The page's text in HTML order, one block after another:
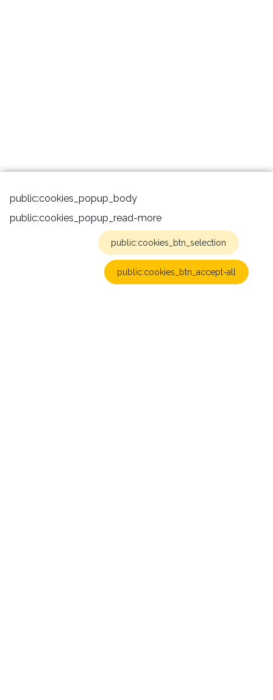
public:cookies_popup_body
public:cookies_popup_read-more
public:cookies_btn_selection
public:cookies_btn_accept-all